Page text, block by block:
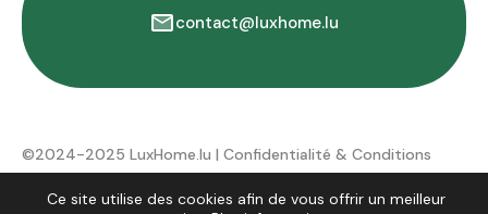
contact@luxhome.lu
©2024-2025 LuxHome.lu | Confidentialité & Conditions
d'utilisation
Ce site utilise des cookies afin de vous offrir un meilleur